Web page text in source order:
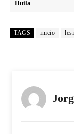
Huila
TAGS inicio